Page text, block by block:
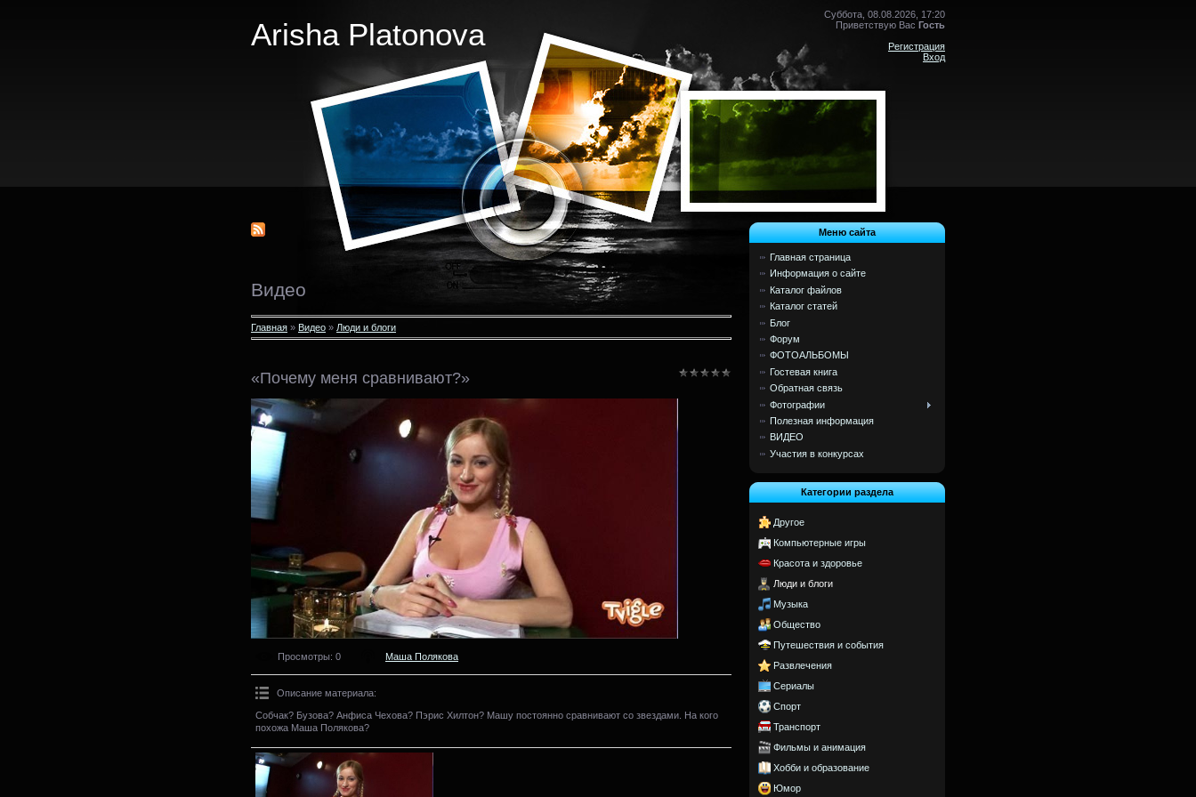
Arisha Platonova
Суббота, 08.08.2026, 17:20
Приветствую Вас Гость
Регистрация
Вход
Видео
Главная » Видео » Люди и блоги
«Почему меня сравнивают?»
Просмотры: 0 Маша Полякова
Описание материала:
Собчак? Бузова? Анфиса Чехова? Пэрис Хилтон? Машу постоянно сравнивают со звездами. На кого
похожа Маша Полякова?
Меню сайта
Главная страница
Информация о сайте
Каталог файлов
Каталог статей
Блог
Форум
ФОТОАЛЬБОМЫ
Гостевая книга
Обратная связь
Фотографии
Полезная информация
ВИДЕО
Участия в конкурсах
Категории раздела
Другое
Компьютерные игры
Красота и здоровье
Люди и блоги
Музыка
Общество
Путешествия и события
Развлечения
Сериалы
Спорт
Транспорт
Фильмы и анимация
Хобби и образование
Юмор